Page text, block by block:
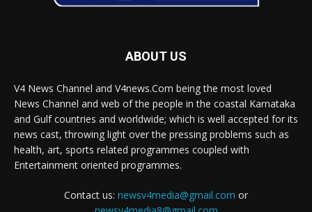
ABOUT US
V4 News Channel and V4news.Com being the most loved
News Channel and web of the people in the coastal Karnataka
and Gulf countries and worldwide; which is well accepted for its
news cast, throwing light over the pressing problems such as
health, art, sports related programmes coupled with
Entertainment oriented programmes.
Contact us: newsv4media@gmail.com or